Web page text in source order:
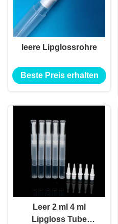
leere Lipglossrohre
Beste Preis erhalten
Leer 2 ml 4 ml
Lipgloss Tube